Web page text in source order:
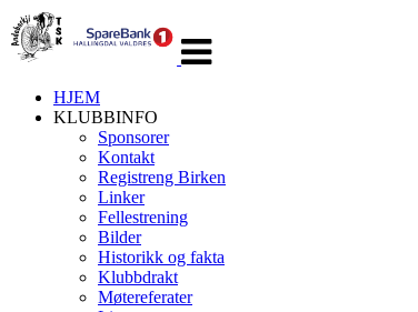
navigasjon
HJEM
KLUBBINFO
Sponsorer
Kontakt
Registreng Birken
Linker
Fellestrening
Bilder
Historikk og fakta
Klubbdrakt
Møtereferater